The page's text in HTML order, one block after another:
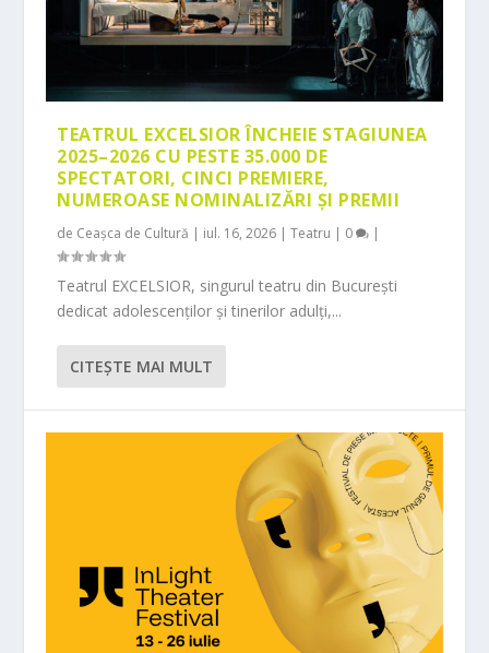
TEATRUL EXCELSIOR ÎNCHEIE STAGIUNEA
2025–2026 CU PESTE 35.000 DE
SPECTATORI, CINCI PREMIERE,
NUMEROASE NOMINALIZĂRI ȘI PREMII
de Ceașca de Cultură | iul. 16, 2026 |Teatru | 0 |
Teatrul EXCELSIOR, singurul teatru din București
dedicat adolescenților și tinerilor adulți,...
CITEŞTE MAI MULT